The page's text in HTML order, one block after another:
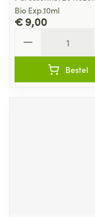
Bio Exp.10ml
€ 9,00
Bestel